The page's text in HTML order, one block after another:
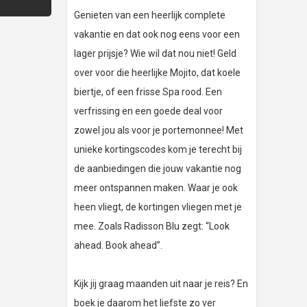
Genieten van een heerlijk complete
vakantie en dat ook nog eens voor een
lager prijsje? Wie wil dat nou niet! Geld
over voor die heerlijke Mojito, dat koele
biertje, of een frisse Spa rood. Een
verfrissing en een goede deal voor
zowel jou als voor je portemonnee! Met
unieke kortingscodes kom je terecht bij
de aanbiedingen die jouw vakantie nog
meer ontspannen maken. Waar je ook
heen vliegt, de kortingen vliegen met je
mee. Zoals Radisson Blu zegt: “Look
ahead. Book ahead”.
Kijk jij graag maanden uit naar je reis? En
boek je daarom het liefste zo ver